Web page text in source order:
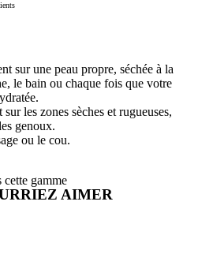
sur une peau propre, séchée à la
le bain ou chaque fois que votre
les zones sèches et rugueuses,
genoux.
ou le cou.
cette gamme
AIMER